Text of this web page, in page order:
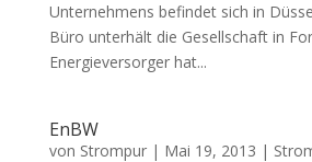
Unternehmens befindet sich in
Büro unterhält die Gesellschaft in
Energieversorger hat...
EnBW
von Strompur| Mai 19, 2013 |